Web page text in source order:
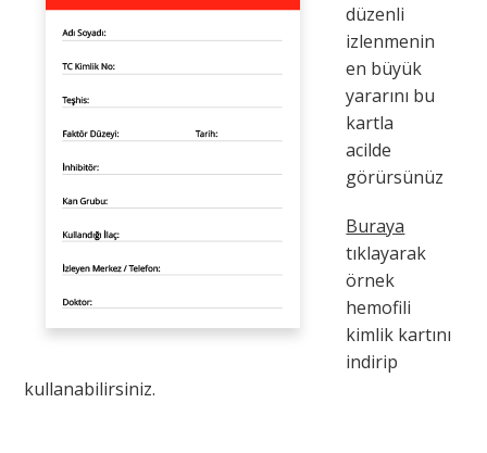
düzenli
izlenmenin
en büyük
yararını bu
kartla
acilde
görürsünüz
Buraya
tıklayarak
örnek
hemofili
kimlik kartını
indirip
kullanabilirsiniz.